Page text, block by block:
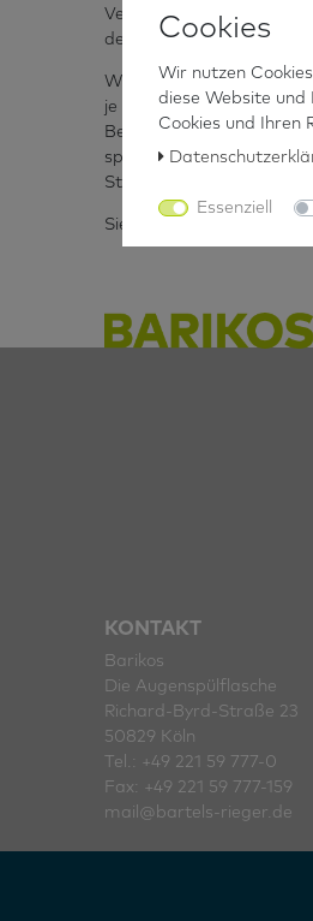
Versiegelung der Ware
denn, mit Ihnen wurde
Wir können die
je nachdem, welches
Beschaffenheit,
spätestens binnen
Str. 23 in 50829 Köln
Sie tragen die
KONTAKT
Barikos
Die Augenspülflasche
Richard-Byrd-Straße 23
50829 Köln
Tel.: +49 221 59 777-0
Fax: +49 221 59 777-159
mail@bartels-rieger.de
Cookies
Wir nutzen
diese Website
Cookies und Ihren
Essenziell